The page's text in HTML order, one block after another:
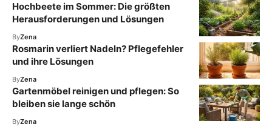
Hochbeete im Sommer: Die größten
Herausforderungen und Lösungen
ByZena
Rosmarin verliert Nadeln? Pflegefehler
und ihre Lösungen
ByZena
Gartenmöbel reinigen und pflegen: So
bleiben sie lange schön
ByZena